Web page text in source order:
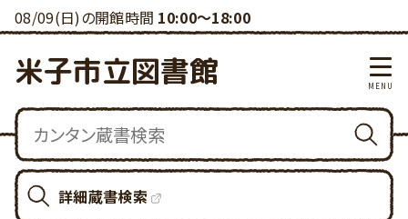
08/09(日)の開館時間 10:00～18:00
米子市立図書館
詳細蔵書検索